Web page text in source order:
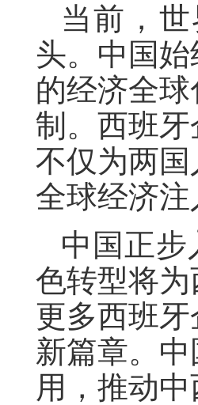
当前，
头。中国
的经济全
制。西班
不仅为两
全球经济
中国正步
色转型将
更多西班
新篇章。
用，推动